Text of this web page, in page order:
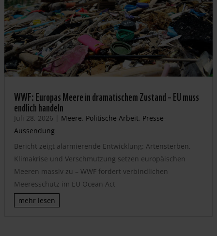
WWF: Europas Meere in dramatischem Zustand – EU muss
endlich handeln
Juli 28, 2026 | Meere, Politische Arbeit, Presse-
Aussendung
Bericht zeigt alarmierende Entwicklung: Artensterben,
Klimakrise und Verschmutzung setzen europäischen
Meeren massiv zu – WWF fordert verbindlichen
Meeresschutz im EU Ocean Act
mehr lesen